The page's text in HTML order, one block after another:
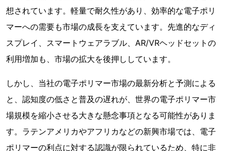
想されています。軽量で耐久性があり、効率的な電子ポリ
マーへの需要も市場の成長を支えています。先進的なディ
スプレイ、スマートウェアラブル、AR/VRヘッドセットの
利用増加も、市場の拡大を後押ししています。
しかし、当社の電子ポリマー市場の最新分析と予測による
と、認知度の低さと普及の遅れが、世界の電子ポリマー市
場規模を縮小させる大きな懸念事項となる可能性がありま
す。ラテンアメリカやアフリカなどの新興市場では、電子
ポリマーの利点に対する認識が限られているため、特に非